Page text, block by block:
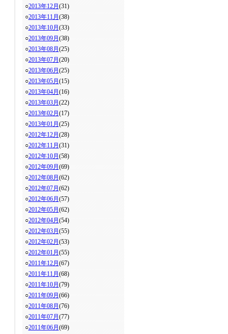
○2013年12月 (31)
○2013年11月 (38)
○2013年10月 (33)
○2013年09月 (38)
○2013年08月 (25)
○2013年07月 (20)
○2013年06月 (25)
○2013年05月 (15)
○2013年04月 (16)
○2013年03月 (22)
○2013年02月 (17)
○2013年01月 (25)
○2012年12月 (28)
○2012年11月 (31)
○2012年10月 (58)
○2012年09月 (69)
○2012年08月 (62)
○2012年07月 (62)
○2012年06月 (57)
○2012年05月 (62)
○2012年04月 (54)
○2012年03月 (55)
○2012年02月 (53)
○2012年01月 (55)
○2011年12月 (67)
○2011年11月 (68)
○2011年10月 (79)
○2011年09月 (66)
○2011年08月 (76)
○2011年07月 (77)
○2011年06月 (69)